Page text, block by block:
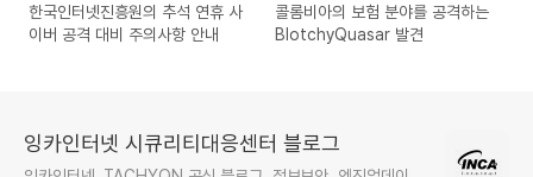
한국인터넷진흥원의 추석 연휴 사
이버 공격 대비 주의사항 안내
콜롬비아의 보험 분야를 공격하는
BlotchyQuasar 발견
잉카인터넷 시큐리티대응센터 블로그